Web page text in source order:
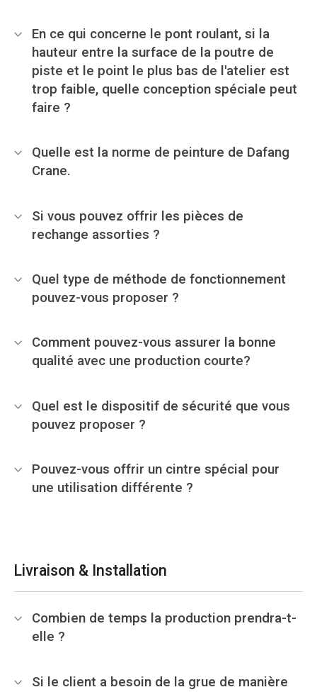
En ce qui concerne le pont roulant, si la
hauteur entre la surface de la poutre de
piste et le point le plus bas de l'atelier est
trop faible, quelle conception spéciale peut
faire ?
Quelle est la norme de peinture de Dafang
Crane.
Si vous pouvez offrir les pièces de
rechange assorties ?
Quel type de méthode de fonctionnement
pouvez-vous proposer ?
Comment pouvez-vous assurer la bonne
qualité avec une production courte?
Quel est le dispositif de sécurité que vous
pouvez proposer ?
Pouvez-vous offrir un cintre spécial pour
une utilisation différente ?
Livraison & Installation
Combien de temps la production prendra-t-
elle ?
Si le client a besoin de la grue de manière